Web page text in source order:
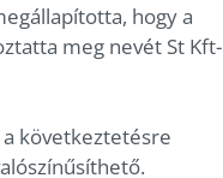
hogy a
meg nevét St Kft-
a következtetésre